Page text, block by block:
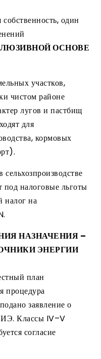
один
ОСНОВЕ
участков,
чистом районе
лугов и пастбищ
для
кормовых
сельхозпроизводстве
под налоговые льготы
налог на
НАЗНАЧЕНИЯ –
ЭНЕРГИИ
план
процедура
заявление о
Классы IV–V
согласие